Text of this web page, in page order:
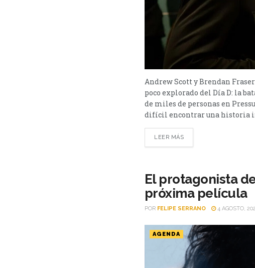
Andrew Scott y Brendan
poco explorado del Día D: la
de miles de personas en
difícil encontrar una historia
LEER MÁS
El protagonista
próxima película
POR FELIPE SERRANO 4 AGOSTO,
AGENDA